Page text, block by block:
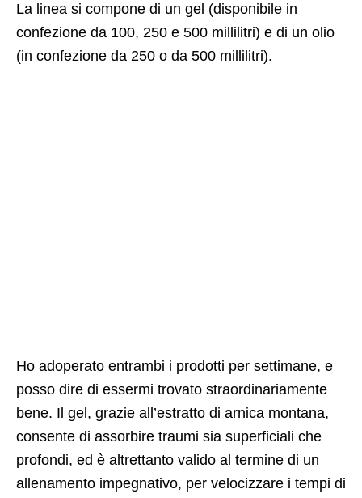
La linea si compone di un gel (disponibile in
confezione da 100, 250 e 500 millilitri) e di un olio
(in confezione da 250 o da 500 millilitri).
Ho adoperato entrambi i prodotti per settimane, e
posso dire di essermi trovato straordinariamente
bene. Il gel, grazie all’estratto di arnica montana,
consente di assorbire traumi sia superficiali che
profondi, ed è altrettanto valido al termine di un
allenamento impegnativo, per velocizzare i tempi di